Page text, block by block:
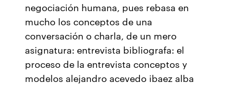
negociación humana, pues rebasa en
mucho los conceptos de una
conversación o charla, de un mero
asignatura: entrevista bibliografa: el
proceso de la entrevista conceptos y
modelos alejandro acevedo ibaez alba